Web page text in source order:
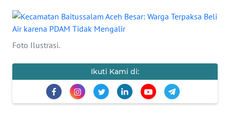
Foto Ilustrasi.
Ikuti Kami di:
PERISTIWA
Informasi